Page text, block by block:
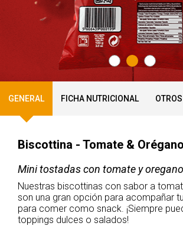
GENERAL FICHA NUTRICIONAL OTROS
Biscottina - Tomate &
Mini tostadas con tomate y oregano
Nuestras biscottinas con sabor a
son una gran opción para acompañar
para comer como snack. ¡Siempre
toppings dulces o salados!